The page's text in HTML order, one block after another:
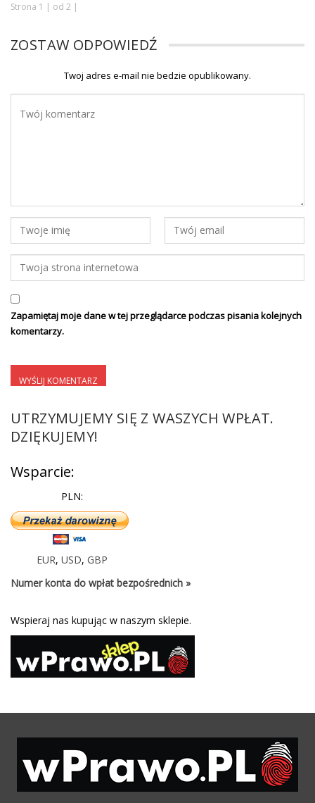
Strona 1 | od 2 |
ZOSTAW ODPOWIEDŹ
Twoj adres e-mail nie bedzie opublikowany.
Zapamiętaj moje dane w tej przeglądarce podczas pisania kolejnych
komentarzy.
UTRZYMUJEMY SIĘ Z WASZYCH WPŁAT.
DZIĘKUJEMY!
Wsparcie:
PLN:
EUR, USD, GBP
Numer konta do wpłat bezpośrednich »
Wspieraj nas kupując w naszym sklepie.